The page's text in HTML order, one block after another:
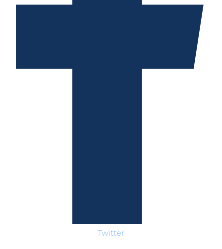
Twitter